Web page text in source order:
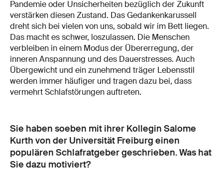
Pandemie oder Unsicherheiten bezüglich der Zukunft
verstärken diesen Zustand. Das Gedankenkarussell
dreht sich bei vielen von uns, sobald wir im Bett liegen.
Das macht es schwer, loszulassen. Die Menschen
verbleiben in einem Modus der Übererregung, der
inneren Anspannung und des Dauerstresses. Auch
Übergewicht und ein zunehmend träger Lebensstil
werden immer häufiger und tragen dazu bei, dass
vermehrt Schlafstörungen auftreten.
Sie haben soeben mit ihrer Kollegin Salome
Kurth von der Universität Freiburg einen
populären Schlafratgeber geschrieben. Was hat
Sie dazu motiviert?